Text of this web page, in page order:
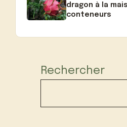
dragon à la
conteneurs
Rechercher